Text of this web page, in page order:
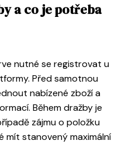
a co je potřeba
nutné se registrovat u
Před samotnou
nabízené zboží a
Během dražby je
zájmu o položku
mít stanovený maximální